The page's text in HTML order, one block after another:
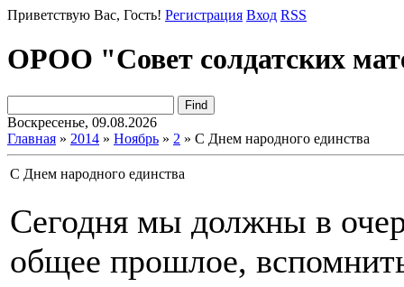
Приветствую Вас, Гость! Регистрация Вход RSS
ОРОО "Совет солдатских
Воскресенье, 09.08.2026
Главная » 2014 » Ноябрь » 2 » С Днем народного единства
С Днем народного единства
Сегодня мы должны в
общее прошлое,